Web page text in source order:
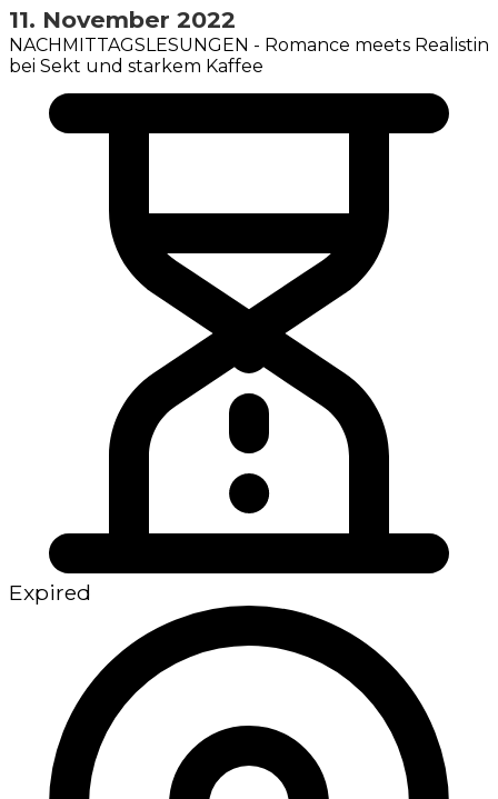
11. November 2022
NACHMITTAGSLESUNGEN - Romance meets Realistin
bei Sekt und starkem Kaffee
Expired